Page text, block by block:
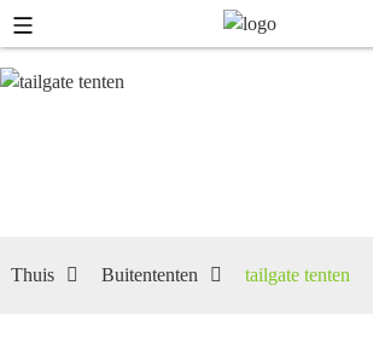
Thuis Buitententen tailgate tenten